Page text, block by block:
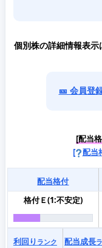
個別株の詳細情報表示
🎫 会員登
[配当
[
配当
配当格付
格付Ｅ(1:不安定)
利回り ランク 配当成長